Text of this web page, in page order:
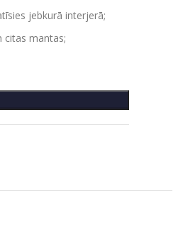
jebkurā interjerā;
citas mantas;